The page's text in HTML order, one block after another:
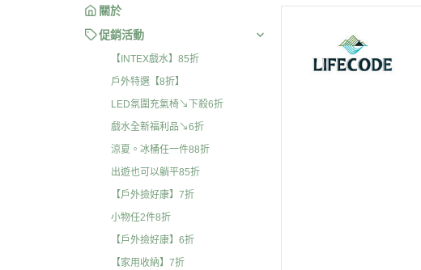
關於
促銷活動
【INTEX戲水】85折
戶外特選【8折】
LED氛圍充氣椅↘下殺6折
戲水全新福利品↘6折
涼夏。冰桶任一件88折
出遊也可以躺平85折
【戶外撿好康】7折
小物任2件8折
【戶外撿好康】6折
【家用收納】7折